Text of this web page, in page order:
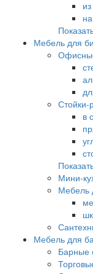
Мебель для
Стойки-
в
Мини-
Мебель
Мебель для
Барные